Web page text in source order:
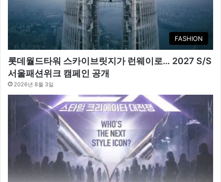
FASHION
롯데월드타워 스카이브릿지가 런웨이로… 2027 S/S
서울패션위크 캠페인 공개
2026년 8월 3일